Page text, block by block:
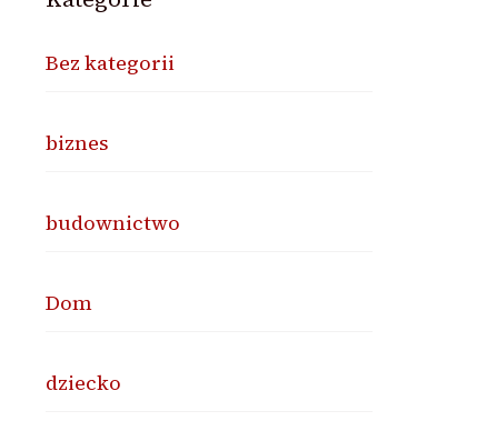
Bez kategorii
biznes
budownictwo
Dom
dziecko